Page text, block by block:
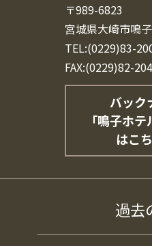
〒989-6823
宮城県大崎市鳴
TEL:(0229)83-
FAX:(0229)82-
バック
「鳴子ホテ
はこ
過去